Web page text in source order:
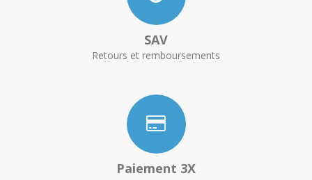
SAV
Retours et remboursements
Paiement 3X